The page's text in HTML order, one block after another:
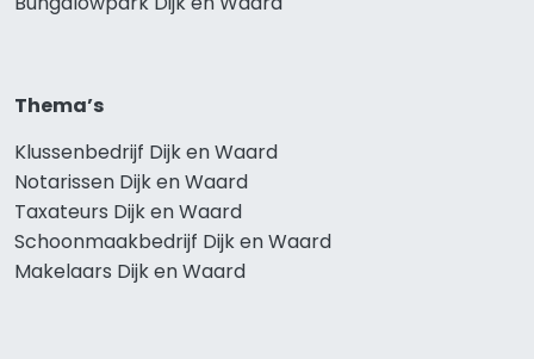
Thema’s
Klussenbedrijf Dijk en Waard
Notarissen Dijk en Waard
Taxateurs Dijk en Waard
Schoonmaakbedrijf Dijk en Waard
Makelaars Dijk en Waard